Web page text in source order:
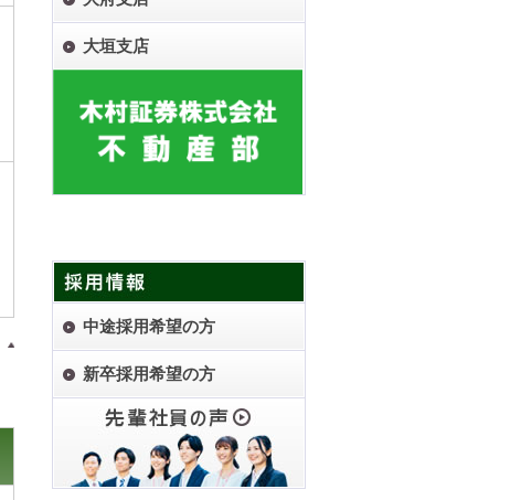
大垣支店
中途採用希望の方
新卒採用希望の方